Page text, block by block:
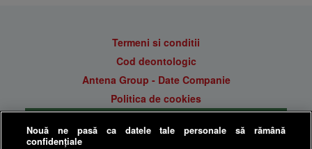
Termeni si conditii
Cod deontologic
Antena Group - Date Companie
Politica de cookies
Politica de confidentialitate
Nouă ne pasă ca datele tale personale să rămână
confidențiale